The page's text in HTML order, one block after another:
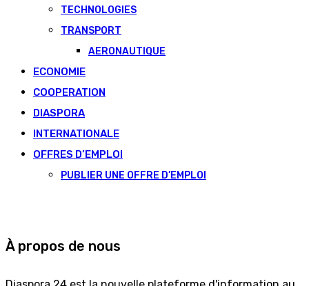
TECHNOLOGIES
TRANSPORT
AERONAUTIQUE
ECONOMIE
COOPERATION
DIASPORA
INTERNATIONALE
OFFRES D’EMPLOI
PUBLIER UNE OFFRE D’EMPLOI
À propos de nous